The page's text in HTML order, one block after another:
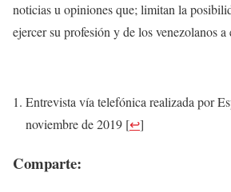
noticias u opiniones que; limitan la
ejercer su profesión y de los venezolanos a
Entrevista vía telefónica realizada por
noviembre de 2019 [↩]
Comparte: